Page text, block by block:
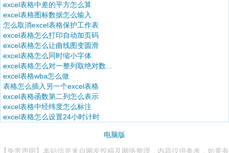
excel表格中差的平方怎么算
excel表格图标数据怎么输入
怎么取消excel表格保护工作表
excel表格怎么打印自动加页码
excel表格怎么让曲线图变圆滑
excel表格怎么同时缩小字体
excel表格怎么对一整列取绝对数...
excel表格wba怎么做
表格怎么插入另一个excel表格
excel表格函数第二列怎么表示
excel表格中经纬度怎么标注
excel表格怎么设置24小时计时
电脑版
【免责声明】本站信息来自网友投稿及网络整理，内容仅供参考，如果有